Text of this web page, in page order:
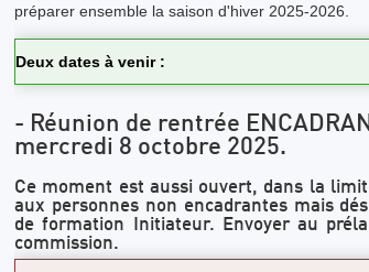
préparer ensemble la saison d'hiver 2025-2026.
Deux dates à venir :
- Réunion de rentrée
mercredi 8 octobre 2025.
Ce moment est aussi ouvert, dans la
aux personnes non encadrantes mais
de formation Initiateur. Envoyer au
commission.